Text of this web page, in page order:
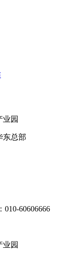
业园
东总部
60606666
业园